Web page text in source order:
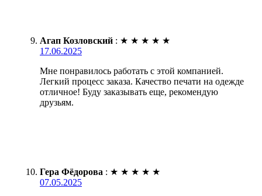
Агап Козловский : ★ ★ ★ ★ ★
17.06.2025
Мне понравилось работать с этой компанией.
Легкий процесс заказа. Качество печати на одежде
отличное! Буду заказывать еще, рекомендую
друзьям.
Гера Фёдорова : ★ ★ ★ ★ ★
07.05.2025